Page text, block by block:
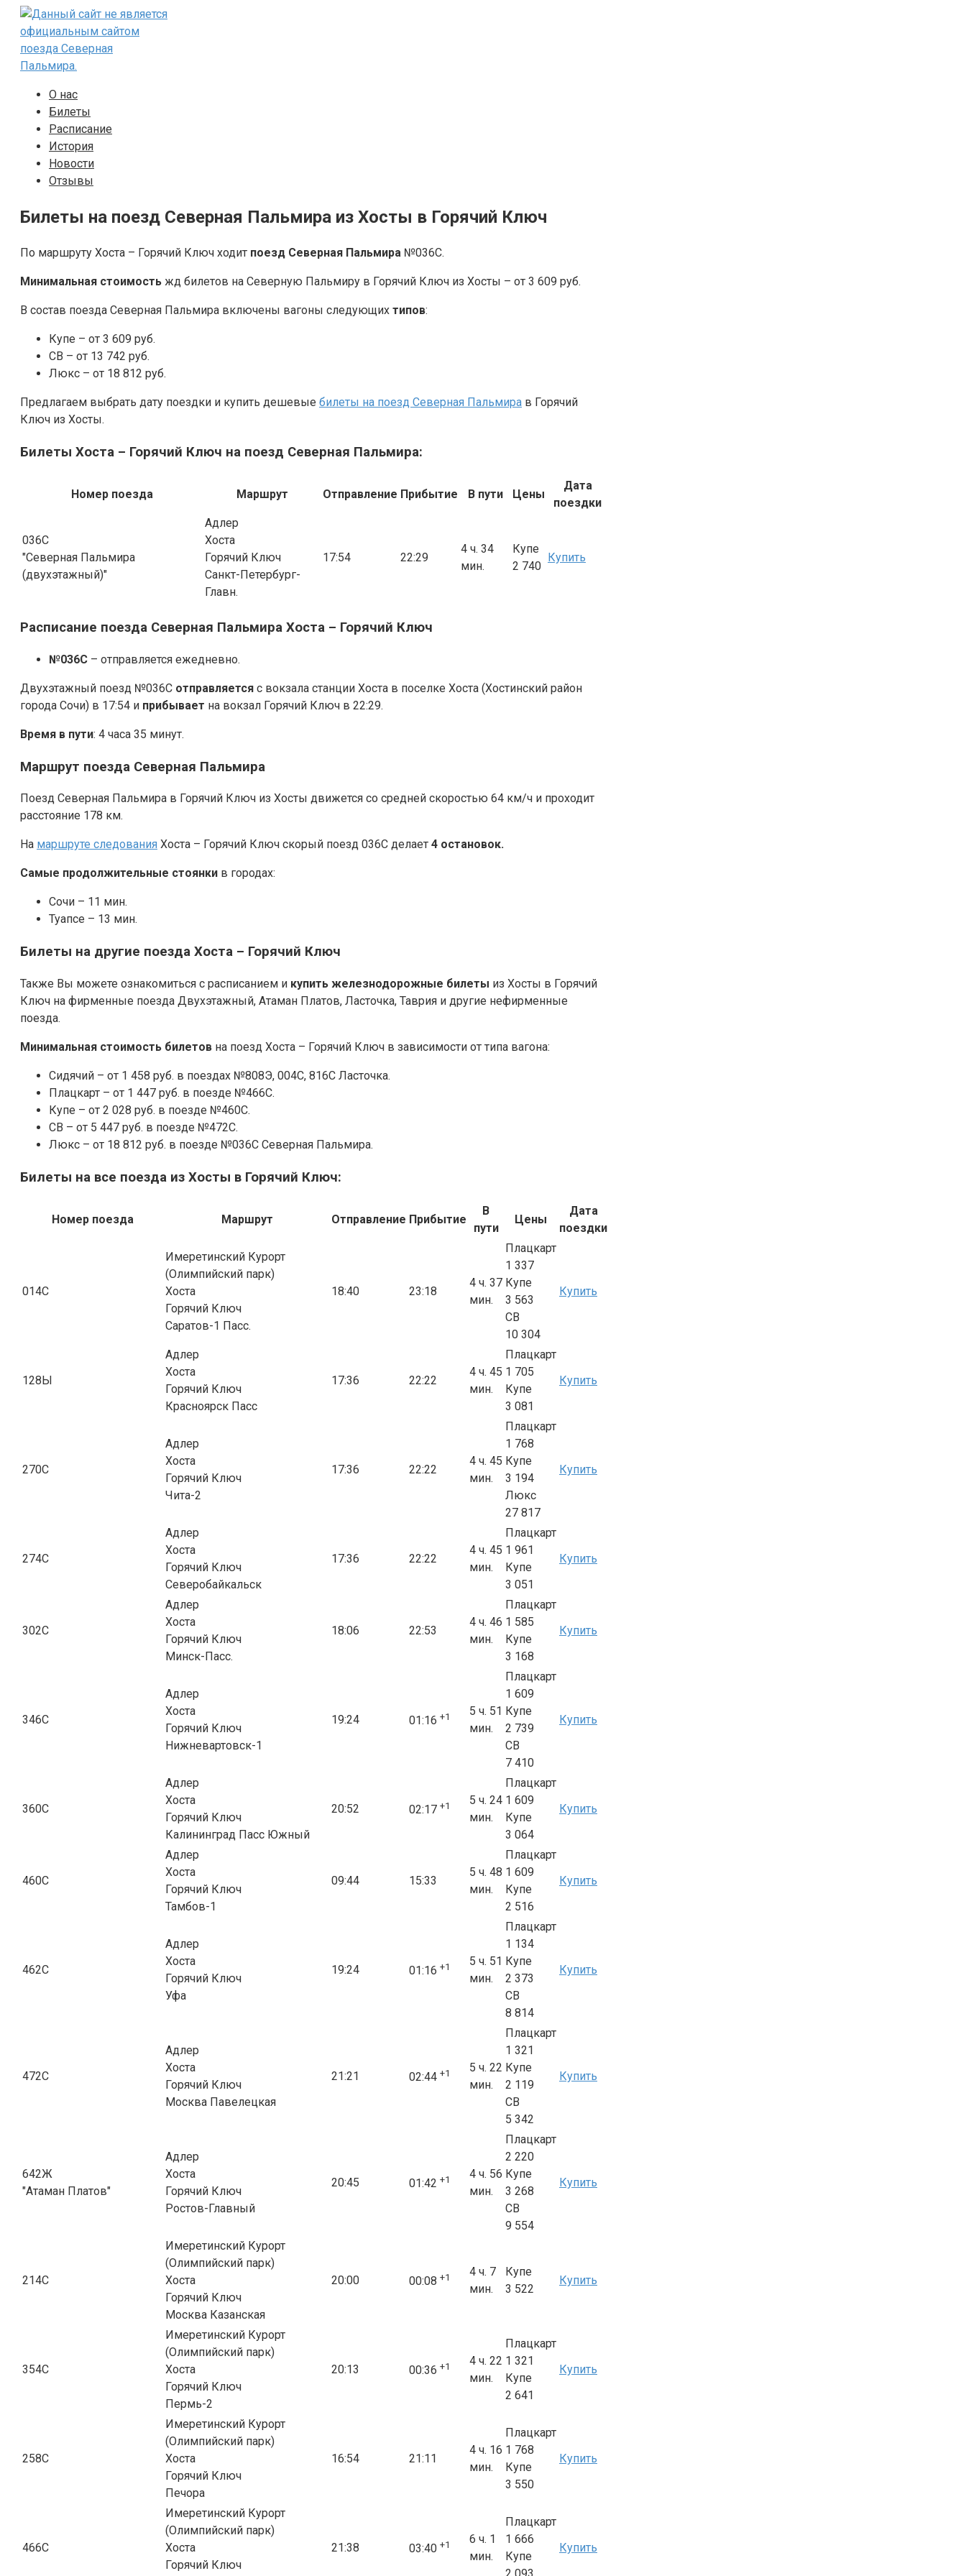
Перейти
контенту
О нас
Билеты
Расписание
История
Новости
Отзывы
Билеты на поезд Северная Пальмира из Хосты в Горячий Ключ
По маршруту Хоста – Горячий Ключ ходит поезд Северная Пальмира №036С.
Минимальная стоимость жд билетов на Северную Пальмиру в Горячий Ключ из Хосты – от 3 609 руб.
В состав поезда Северная Пальмира включены вагоны следующих типов:
Купе – от 3 609 руб.
СВ – от 13 742 руб.
Люкс – от 18 812 руб.
Предлагаем выбрать дату поездки и купить дешевые билеты на поезд Северная Пальмира в Горячий
Ключ из Хосты.
Билеты Хоста – Горячий Ключ на поезд Северная Пальмира:
Номер поезда Маршрут Отправление Прибытие В пути Цены
Дата
поездки
036С
"Северная Пальмира
(двухэтажный)"
Адлер
Хоста
Горячий Ключ
Санкт-Петербург-
Главн.
17:54 22:29
4 ч. 34
мин.
Купе
2 740
Купить
Расписание поезда Северная Пальмира Хоста – Горячий Ключ
№036С – отправляется ежедневно.
Двухэтажный поезд №036С отправляется с вокзала станции Хоста в поселке Хоста (Хостинский район
города Сочи) в 17:54 и прибывает на вокзал Горячий Ключ в 22:29.
Время в пути: 4 часа 35 минут.
Маршрут поезда Северная Пальмира
Поезд Северная Пальмира в Горячий Ключ из Хосты движется со средней скоростью 64 км/ч и проходит
расстояние 178 км.
На маршруте следования Хоста – Горячий Ключ скорый поезд 036С делает 4 остановок.
Самые продолжительные стоянки в городах:
Сочи – 11 мин.
Туапсе – 13 мин.
Билеты на другие поезда Хоста – Горячий Ключ
Также Вы можете ознакомиться с расписанием и купить железнодорожные билеты из Хосты в Горячий
Ключ на фирменные поезда Двухэтажный, Атаман Платов, Ласточка, Таврия и другие нефирменные
поезда.
Минимальная стоимость билетов на поезд Хоста – Горячий Ключ в зависимости от типа вагона:
Сидячий – от 1 458 руб. в поездах №808Э, 004С, 816С Ласточка.
Плацкарт – от 1 447 руб. в поезде №466С.
Купе – от 2 028 руб. в поезде №460С.
СВ – от 5 447 руб. в поезде №472С.
Люкс – от 18 812 руб. в поезде №036С Северная Пальмира.
Билеты на все поезда из Хосты в Горячий Ключ:
Номер поезда Маршрут Отправление Прибытие
В
пути
Цены
Дата
поездки
014С
Имеретинский Курорт
(Олимпийский парк)
Хоста
Горячий Ключ
Саратов-1 Пасс.
18:40 23:18
4 ч. 37
мин.
Плацкарт
1 337
Купе
3 563
СВ
10 304
Купить
128Ы
Адлер
Хоста
Горячий Ключ
Красноярск Пасс
17:36 22:22
4 ч. 45
мин.
Плацкарт
1 705
Купе
3 081
Купить
270С
Адлер
Хоста
Горячий Ключ
Чита-2
17:36 22:22
4 ч. 45
мин.
Плацкарт
1 768
Купе
3 194
Люкс
27 817
Купить
274С
Адлер
Хоста
Горячий Ключ
Северобайкальск
17:36 22:22
4 ч. 45
мин.
Плацкарт
1 961
Купе
3 051
Купить
302С
Адлер
Хоста
Горячий Ключ
Минск-Пасс.
18:06 22:53
4 ч. 46
мин.
Плацкарт
1 585
Купе
3 168
Купить
346С
Адлер
Хоста
Горячий Ключ
Нижневартовск-1
19:24 01:16 +1
5 ч. 51
мин.
Плацкарт
1 609
Купе
2 739
СВ
7 410
Купить
360С
Адлер
Хоста
Горячий Ключ
Калининград Пасс Южный
20:52 02:17 +1
5 ч. 24
мин.
Плацкарт
1 609
Купе
3 064
Купить
460С
Адлер
Хоста
Горячий Ключ
Тамбов-1
09:44 15:33
5 ч. 48
мин.
Плацкарт
1 609
Купе
2 516
Купить
462С
Адлер
Хоста
Горячий Ключ
Уфа
19:24 01:16 +1
5 ч. 51
мин.
Плацкарт
1 134
Купе
2 373
СВ
8 814
Купить
472С
Адлер
Хоста
Горячий Ключ
Москва Павелецкая
21:21 02:44 +1
5 ч. 22
мин.
Плацкарт
1 321
Купе
2 119
СВ
5 342
Купить
642Ж
"Атаман Платов"
Адлер
Хоста
Горячий Ключ
Ростов-Главный
20:45 01:42 +1
4 ч. 56
мин.
Плацкарт
2 220
Купе
3 268
СВ
9 554
Купить
214С
Имеретинский Курорт
(Олимпийский парк)
Хоста
Горячий Ключ
Москва Казанская
20:00 00:08 +1
4 ч. 7
мин.
Купе
3 522
Купить
354С
Имеретинский Курорт
(Олимпийский парк)
Хоста
Горячий Ключ
Пермь-2
20:13 00:36 +1
4 ч. 22
мин.
Плацкарт
1 321
Купе
2 641
Купить
258С
Имеретинский Курорт
(Олимпийский парк)
Хоста
Горячий Ключ
Печора
16:54 21:11
4 ч. 16
мин.
Плацкарт
1 768
Купе
3 550
Купить
466С
Имеретинский Курорт
(Олимпийский парк)
Хоста
Горячий Ключ
21:38 03:40 +1
6 ч. 1
мин.
Плацкарт
1 666
Купе
Купить